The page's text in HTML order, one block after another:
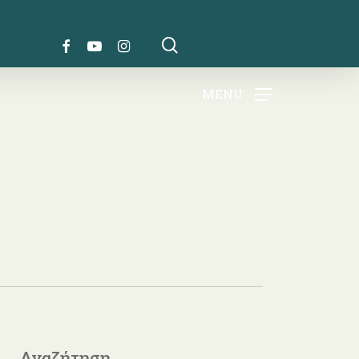
MENU
FACEBOOK
YOUTUBEINSTAGRAM